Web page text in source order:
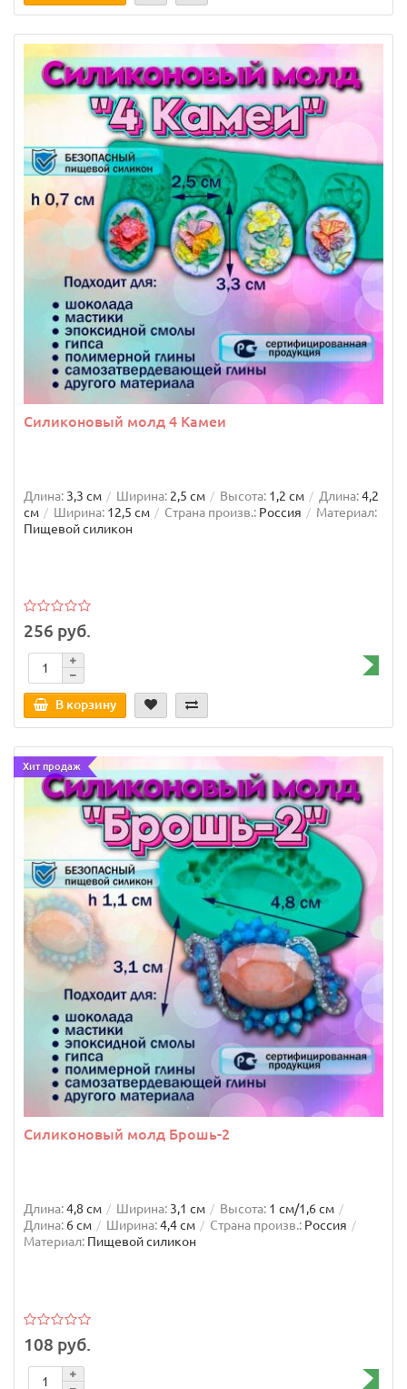
Силиконовый молд 4 Камеи
Длина: 3,3 см Ширина: 2,5 см Высота: 1,2 см Длина:4,2
см
Ширина: 12,5 см Страна произв.: Россия
Материал:
Пищевой силикон
256 руб.
В корзину
Хит продаж
Силиконовый молд Брошь-2
Длина:4,8 см Ширина: 3,1 см Высота: 1 см/1,6 см
Длина: 6 см Ширина:4,4 см Страна произв.: Россия
Материал: Пищевой силикон
108 руб.